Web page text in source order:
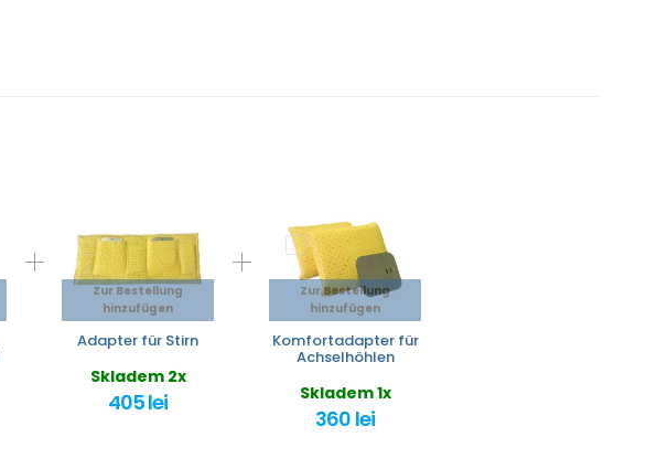
Zur Bestellung
hinzufügen
Adapter für Stirn
Skladem 2x
405 lei
Zur Bestellung
hinzufügen
Komfortadapter für
Achselhöhlen
Skladem 1x
360 lei